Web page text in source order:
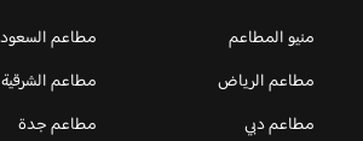
منيو المطاعم
مطاعم
مطاعم الرياض
مطاعم الشرقية
مطاعم دبي
مطاعم جدة